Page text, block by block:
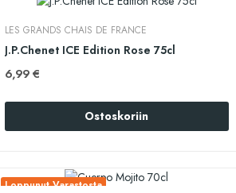
LES GRANDS CHAIS DE FRANCE
J.P.Chenet ICE Edition Rose 75cl
6,99 €
Ostoskoriin
Loppunut Varastosta